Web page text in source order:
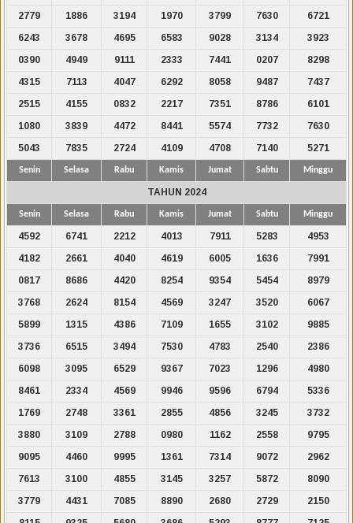
2779
1886 3194 1970 3799 7630
6721
6243
3678 4695 6583 9028 3134
3923
0390
4949 9111 2333 7441 0207
8298
4315
7113 4047 6292 8058 9487
7437
2515
4155 0832 2217 7351 8786
6101
1080
3839 4472 8441 5574 7732
7630
5043
7835 2724 4109 4708 7140 5271
Senin Selasa Rabu Kamis Jumat Sabtu Minggu
TAHUN 2024
Senin Selasa Rabu Kamis Jumat Sabtu Minggu
4592 6741 2212 4013 7911 5283
4953
4182
2661 4040 4619 6005 1636
7991
0817
8686 4420 8254 9354 5454
8979
3768
2624 8154 4569 3247 3520
6067
5899
1315 4386 7109 1655 3102
9885
3736
6515 3494 7530 4783 2540
2386
6098
3095 6529 9367 7023 1296
4980
8461
2334 4569 9946 9596 6794
5336
1769
2748 3361 2855 4856 3245
3732
3880
3109 2788 0980 1162 2558
9795
9095
4460 9995 1361 7314 9072
2962
7613
3100 4855 3145 3257 5872
8090
3779
4431 7085 8890 2680 2729
2150